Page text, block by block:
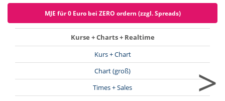
MJE für 0 Euro bei ZERO ordern (zzgl. Spreads)
Kurse + Charts + Realtime
Kurs + Chart
Chart (groß)
Times + Sales
>